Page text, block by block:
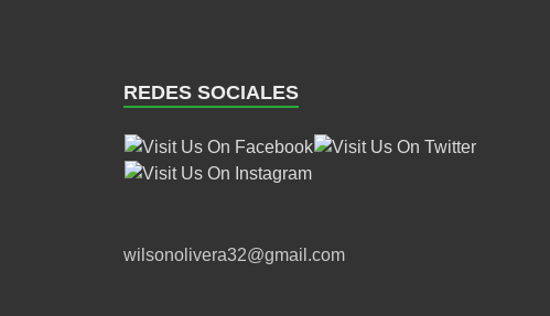
REDES SOCIALES
wilsonolivera32@gmail.com